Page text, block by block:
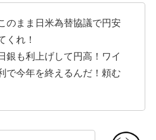
のまま日米為替協議で円安
くれ！
銀も利上げして円高！ワイ
で今年を終えるんだ！頼む